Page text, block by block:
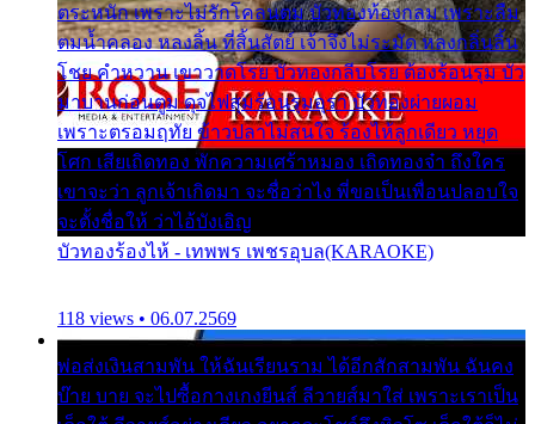
ตระหนัก เพราะไม่รักโคลนตม บัวทองท้องกลม เพราะลืม
ตมน้ำคลอง หลงลิ้น ที่สิ้นสัตย์ เจ้าจึงไม่ระมัด หลงกลิ่นลิ้น
โชย คำหวาน เขาวาดโรย บัวทองกลีบโรย ต้องร้อนรุม บัว
มาบานก่อนตูม ดุจไฟสุมร้อนรุมอุรา บัวทองผ่ายผอม
เพราะตรอมฤทัย ข้าวปลาไม่สนใจ ร้องไห้ลูกเดียว หยุด
โศก เสียเถิดทอง พักความเศร้าหมอง เถิดทองจ๋า ถึงใคร
เขาจะว่า ลูกเจ้าเกิดมา จะชื่อว่าไง พี่ขอเป็นเพื่อนปลอบใจ
จะตั้งชื่อให้ ว่าไอ้บังเอิญ
บัวทองร้องไห้ - เทพพร เพชรอุบล(KARAOKE)
118 views • 06.07.2569
พ่อส่งเงินสามพัน ให้ฉันเรียนราม ได้อีกสักสามพัน ฉันคง
บ๊าย บาย จะไปซื้อกางเกงยีนส์ ลีวายส์มาใส่ เพราะเราเป็น